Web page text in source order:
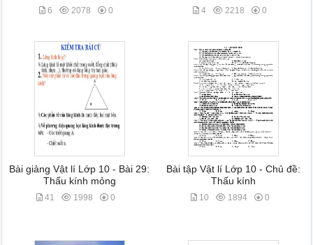
6 2078 0 4 2218 0
Bài giảng Vật lí Lớp 10 - Bài 29:
Thấu kính mỏng
41 1998 0
Bài tập Vật lí Lớp 10 - Chủ đề:
Thấu kính
10 1894 0